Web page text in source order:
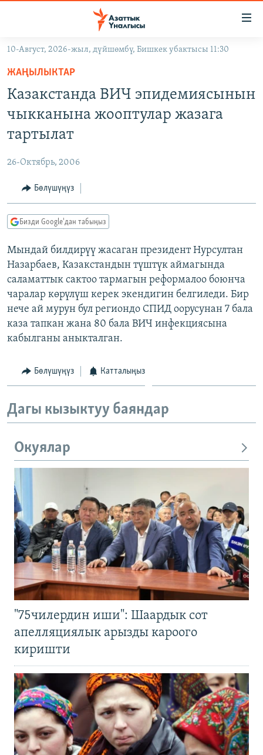
Навигацияга
өтүңүз
Издөөгө
салыңыз
МАДАНИЯТ
ТВ ПРОГРАММАЛАР
БҮГҮН АЗАТТЫКТА
ДАНИСТЕ
АЗАТТЫК+
ЫҢГАЙСЫЗ СУРООЛОР
ПОДКАСТ
ОНЛАЙН ШЕРИНЕ
10-Август, 2026-жыл, дүйшөмбү, Бишкек убактысы 11:30
ЖАҢЫЛЫКТАР
Казакстанда ВИЧ эпидемиясынын
чыкканына жооптулар жазага
тартылат
26-Октябрь, 2006
Бөлүшүңүз
Бизди Google'дан табыңыз
Мындай билдирүү жасаган президент Нурсултан
Назарбаев, Казакстандын түштүк аймагында
саламаттык сактоо тармагын реформалоо боюнча
чаралар көрүлүш керек экендигин белгиледи. Бир
нече ай мурун бул региондо СПИД оорусунан 7 бала
каза тапкан жана 80 бала ВИЧ инфекциясына
кабылганы аныкталган.
Бөлүшүңүз Катталыңыз
Дагы кызыктуу баяндар
Окуялар
"75чилердин иши": Шаардык сот
апелляциялык арызды кароого
киришти